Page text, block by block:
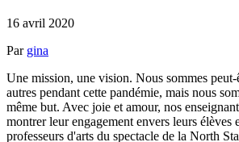
16 avril 2020
Par gina
Une mission, une vision. Nous sommes peut-
autres pendant cette pandémie, mais nous
même but. Avec joie et amour, nos
montrer leur engagement envers leurs élèves
professeurs d'arts du spectacle de la North